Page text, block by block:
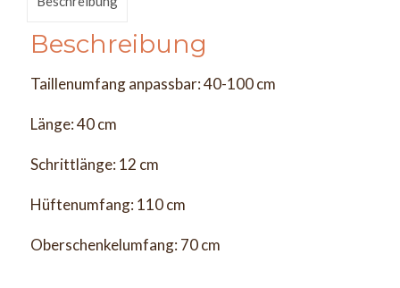
Beschreibung
Taillenumfang anpassbar: 40-100 cm
Länge: 40 cm
Schrittlänge: 12 cm
Hüftenumfang: 110 cm
Oberschenkelumfang: 70 cm